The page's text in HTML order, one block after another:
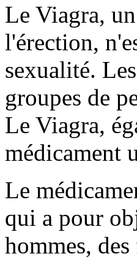
Le Viagra,
l'érection,
sexualité.
groupes de
Le Viagra,
médicament
Le
qui a pour
hommes,